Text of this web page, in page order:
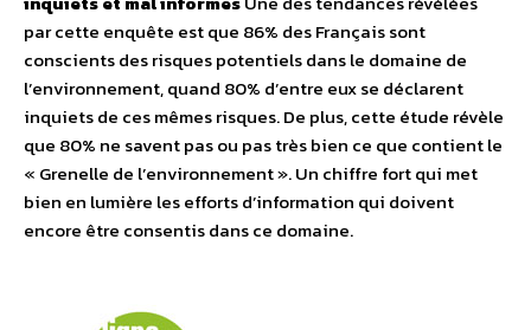
par cette enquête est que 86% des Français sont
conscients des risques potentiels dans le domaine de
l’environnement, quand 80% d’entre eux se déclarent
inquiets de ces mêmes risques. De plus, cette étude révèle
que 80% ne savent pas ou pas très bien ce que contient le
« Grenelle de l’environnement ». Un chiffre fort qui met
bien en lumière les efforts d’information qui doivent
encore être consentis dans ce domaine.